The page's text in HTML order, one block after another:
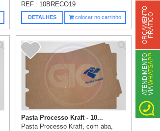
REF.: 10BRECO19
DETALHES colocar no carrinho
Pasta Processo Kraft - 10...
Pasta Processo Kraft, com aba,
O
R
Ç
A
M
E
N
T
O
P
R
Á
T
I
CO
A
TE
N
D
I
M
E
N
T
O
V
I
AWHATSAPP